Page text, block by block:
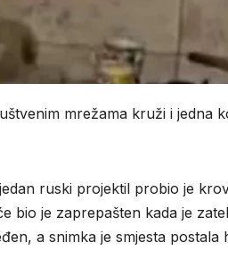
mrežama kruži i jedna
ruski projektil probio je
bio je zaprepašten kada je
a snimka je smjesta postala